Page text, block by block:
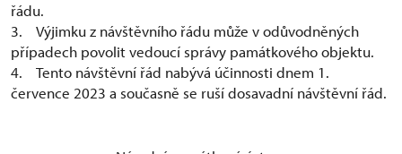
řádu.
3. Výjimku z návštěvního řádu může v odůvodněných
případech povolit vedoucí správy památkového objektu.
4. Tento návštěvní řád nabývá účinnosti dnem 1.
července 2023 a současně se ruší dosavadní návštěvní řád.